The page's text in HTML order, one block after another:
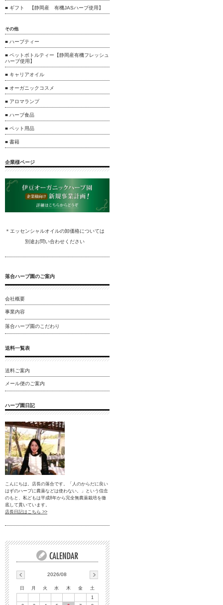
■ ギフト 【静岡産 有機JASハーブ使用】
その他
■ ハーブティー
■ ペットボトルティー【静岡産有機フレッシュ
ハーブ使用】
■ キャリアオイル
■ オーガニックコスメ
■ アロマランプ
■ ハーブ食品
■ ペット用品
■ 書籍
企業様ページ
＊エッセンシャルオイルの卸価格については
別途お問い合わせください
落合ハーブ園のご案内
会社概要
事業内容
落合ハーブ園のこだわり
送料一覧表
送料ご案内
メール便のご案内
ハーブ園日記
こんにちは。店長の落合です。「人のからだに良い
はずのハーブに農薬などは使わない。」という信念
のもと、私どもは平成8年から完全無農薬栽培を徹
底して貫いています。
店長日記はこちら >>
2026/08
日 月 火 水 木 金
土
1